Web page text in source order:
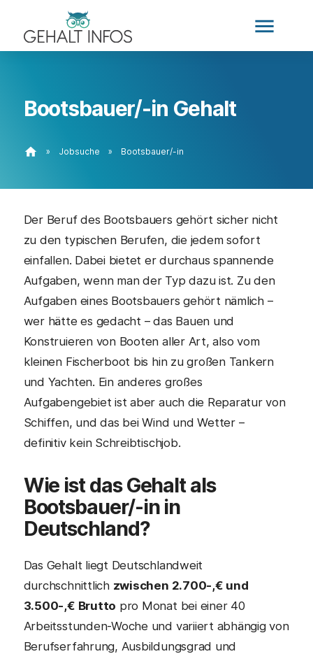
menu
Bootsbauer/-in Gehalt
home » Jobsuche » Bootsbauer/-in
Der Beruf des Bootsbauers gehört sicher nicht
zu den typischen Berufen, die jedem sofort
einfallen. Dabei bietet er durchaus spannende
Aufgaben, wenn man der Typ dazu ist. Zu den
Aufgaben eines Bootsbauers gehört nämlich –
wer hätte es gedacht – das Bauen und
Konstruieren von Booten aller Art, also vom
kleinen Fischerboot bis hin zu großen Tankern
und Yachten. Ein anderes großes
Aufgabengebiet ist aber auch die Reparatur von
Schiffen, und das bei Wind und Wetter –
definitiv kein Schreibtischjob.
Wie ist das Gehalt als
Bootsbauer/-inin
Deutschland?
Das Gehalt liegt Deutschlandweit
durchschnittlich zwischen 2.700-,€ und
3.500-,€ Brutto pro Monat bei einer 40
Arbeitsstunden-Woche und variiert abhängig von
Berufserfahrung, Ausbildungsgrad und